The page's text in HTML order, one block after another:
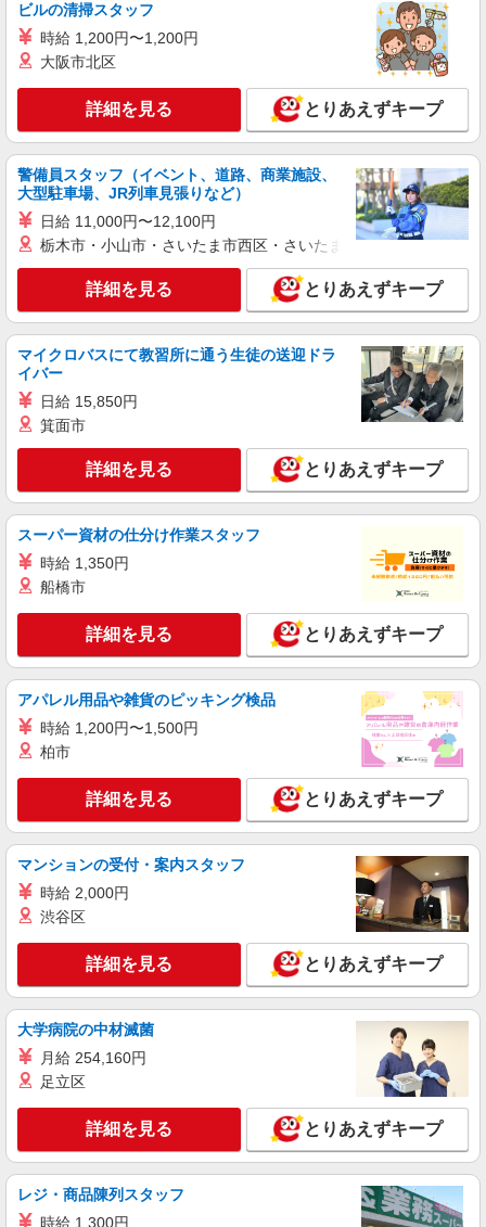
ビルの清掃スタッフ
時給 1,200円〜1,200円
大阪市北区
詳細を見る とりあえずキープ
警備員スタッフ（イベント、道路、商業施設、
大型駐車場、JR列車見張りなど）
日給 11,000円〜12,100円
栃木市・小山市・さいたま市西区・さいたま市岩槻区・久喜市・
詳細を見る とりあえずキープ
マイクロバスにて教習所に通う生徒の送迎ドラ
イバー
日給 15,850円
箕面市
詳細を見る とりあえずキープ
スーパー資材の仕分け作業スタッフ
時給 1,350円
船橋市
詳細を見る とりあえずキープ
アパレル用品や雑貨のピッキング検品
時給 1,200円〜1,500円
柏市
詳細を見る とりあえずキープ
マンションの受付・案内スタッフ
時給 2,000円
渋谷区
詳細を見る とりあえずキープ
大学病院の中材滅菌
月給 254,160円
足立区
詳細を見る とりあえずキープ
レジ・商品陳列スタッフ
時給 1,300円